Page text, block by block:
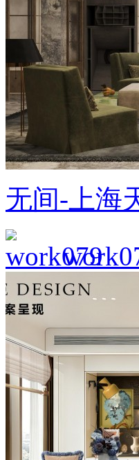
无间-上海